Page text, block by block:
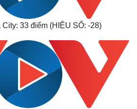
33 điểm (HIỆU SỐ: -28)